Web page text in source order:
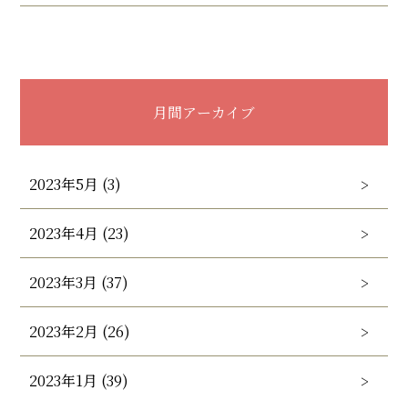
月間アーカイブ
2023年5月 (3)
2023年4月 (23)
2023年3月 (37)
2023年2月 (26)
2023年1月 (39)